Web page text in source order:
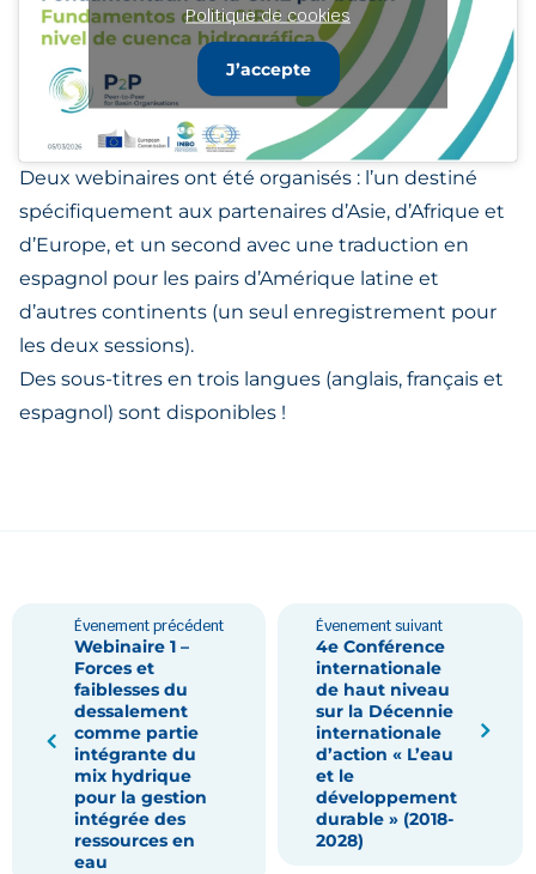
Politique de cookies
J’accepte
Deux webinaires ont été organisés : l’un destiné
spécifiquement aux partenaires d’Asie, d’Afrique et
d’Europe, et un second avec une traduction en
espagnol pour les pairs d’Amérique latine et
d’autres continents (un seul enregistrement pour
les deux sessions).
Des sous-titres en trois langues (anglais, français et
espagnol) sont disponibles !
Évenement précédent
Webinaire 1 –
Forces et
faiblesses du
dessalement
comme partie
intégrante du
mix hydrique
pour la gestion
intégrée des
ressources en
eau
Évenement suivant
4e Conférence
internationale
de haut niveau
sur la Décennie
internationale
d’action « L’eau
et le
développement
durable » (2018-
2028)